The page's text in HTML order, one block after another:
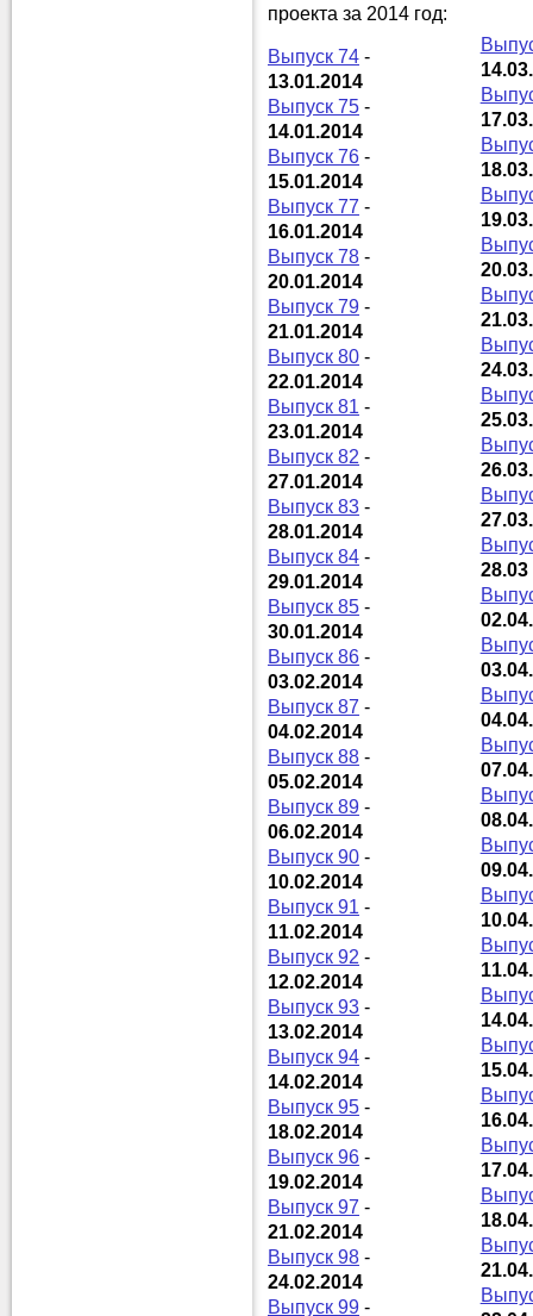
проекта за 2014 год:
Выпуск 74 -
13.01.2014
Выпуск 75 -
14.01.2014
Выпуск 76 -
15.01.2014
Выпуск 77 -
16.01.2014
Выпуск 78 -
20.01.2014
Выпуск 79 -
21.01.2014
Выпуск 80 -
22.01.2014
Выпуск 81 -
23.01.2014
Выпуск 82 -
27.01.2014
Выпуск 83 -
28.01.2014
Выпуск 84 -
29.01.2014
Выпуск 85 -
30.01.2014
Выпуск 86 -
03.02.2014
Выпуск 87 -
04.02.2014
Выпуск 88 -
05.02.2014
Выпуск 89 -
06.02.2014
Выпуск 90 -
10.02.2014
Выпуск 91 -
11.02.2014
Выпуск 92 -
12.02.2014
Выпуск 93 -
13.02.2014
Выпуск 94 -
14.02.2014
Выпуск 95 -
18.02.2014
Выпуск 96 -
19.02.2014
Выпуск 97 -
21.02.2014
Выпуск 98 -
24.02.2014
Выпуск 99 -
28.03